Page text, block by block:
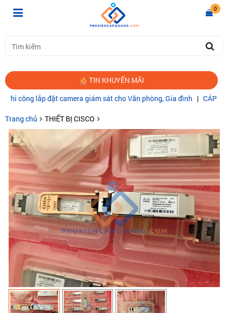
0
TIN KHUYẾN MÃI
lắp đặt camera giám sát cho Văn phòng, Gia đình|CÁP QUANG
Trang chủ THIẾT BỊ CISCO